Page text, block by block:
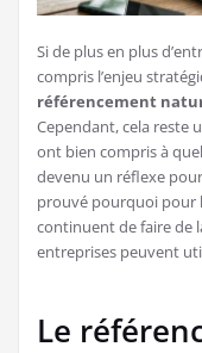
Si de plus en plus
compris l’enjeu
référencement
Cependant, cela reste
ont bien compris à
devenu un réflexe
prouvé pourquoi pour
continuent de faire de
entreprises peuvent
Le